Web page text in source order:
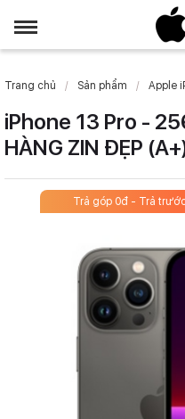
Trang chủ Sản phẩm Apple
iPhone 13 Pro -
HÀNG ZIN ĐẸP
Trả góp 0đ - Trả